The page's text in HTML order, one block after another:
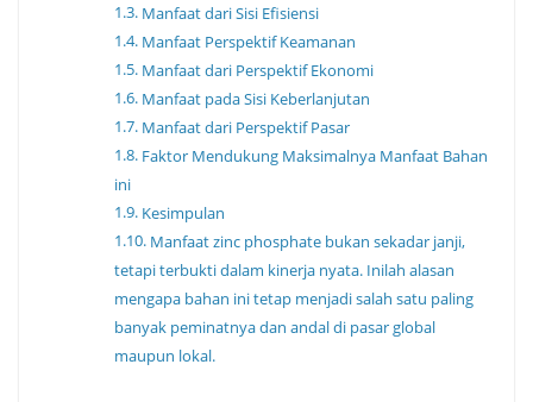
Manfaat dari Sisi Efisiensi
Manfaat Perspektif Keamanan
Manfaat dari Perspektif Ekonomi
Manfaat pada Sisi Keberlanjutan
Manfaat dari Perspektif Pasar
Faktor Mendukung Maksimalnya Manfaat Bahan
ini
Kesimpulan
Manfaat zinc phosphate bukan sekadar janji,
tetapi terbukti dalam kinerja nyata. Inilah alasan
mengapa bahan ini tetap menjadi salah satu paling
banyak peminatnya dan andal di pasar global
maupun lokal.